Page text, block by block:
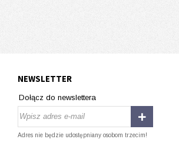
NEWSLETTER
Dołącz do newslettera
Adres nie będzie udostępniany osobom trzecim!